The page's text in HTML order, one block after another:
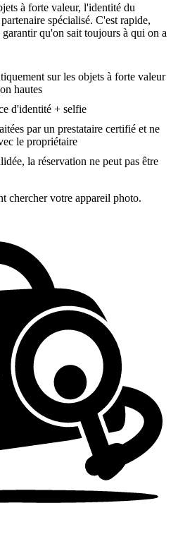
à forte valeur, l'identité du
spécialisé. C'est rapide,
garantir qu'on sait toujours à qui on a
sur les objets à forte valeur
hautes
d'identité + selfie
par un prestataire certifié et ne
le propriétaire
la réservation ne peut pas être
chercher votre appareil photo.